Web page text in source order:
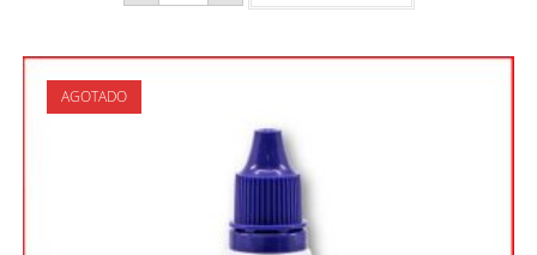
AGOTADO